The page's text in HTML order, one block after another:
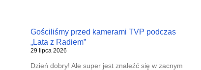
Gościliśmy przed kamerami TVP podczas
„Lata z Radiem”
29 lipca 2026
Dzień dobry! Ale super jest znaleźć się w zacnym